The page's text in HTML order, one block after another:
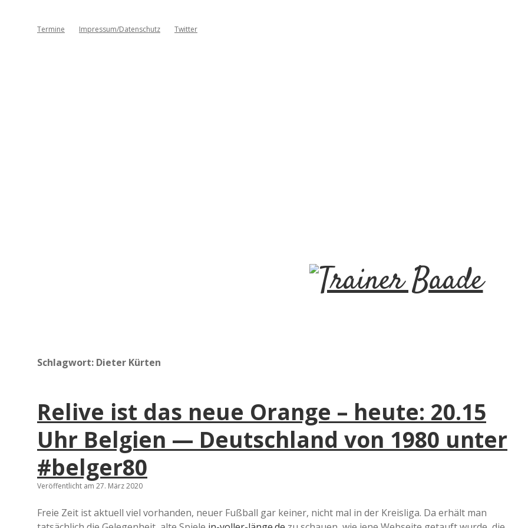
Termine Impressum/Datenschutz Twitter
T
n
e
Schlagwort: Dieter Kürten
Relive ist das neue Orange – heute: 20.15
Uhr Belgien — Deutschland von 1980 unter
#belger80
Veröffentlicht am 27. März 2020
Freie Zeit ist aktuell viel vorhanden, neuer Fußball gar keiner, nicht mal in der Kreisliga. Da erhält man